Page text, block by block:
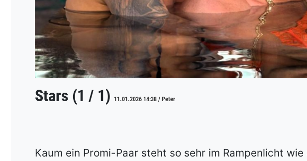
Stars (1 / 1) 11.01.2026 14:38 / Peter
Kaum ein Promi-Paar steht so sehr im Rampenlicht wie